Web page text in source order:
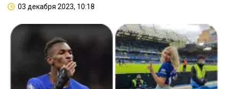
03 декабря 2023, 10:18